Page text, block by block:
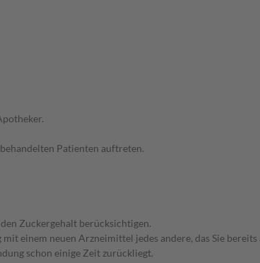
Patienten auftreten.
Zuckergehalt berücksichtigen.
einem neuen Arzneimittel jedes andere, das Sie
schon einige Zeit zurückliegt.